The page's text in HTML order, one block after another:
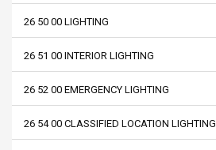
26 50 00 LIGHTING
26 51 00 INTERIOR LIGHTING
26 52 00 EMERGENCY LIGHTING
26 54 00 CLASSIFIED LOCATION LIGHTING